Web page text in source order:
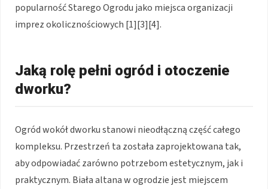
popularność Starego Ogrodu jako miejsca organizacji
imprez okolicznościowych [1][3][4].
Jaką rolę pełni ogród i otoczenie
dworku?
Ogród wokół dworku stanowi nieodłączną część całego
kompleksu. Przestrzeń ta została zaprojektowana tak,
aby odpowiadać zarówno potrzebom estetycznym, jak i
praktycznym. Biała altana w ogrodzie jest miejscem